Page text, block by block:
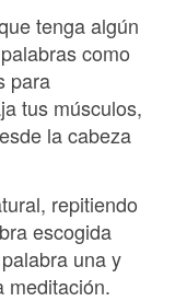
tenga algún
como
para
tus músculos,
la cabeza
repitiendo
escogida
una y
meditación.